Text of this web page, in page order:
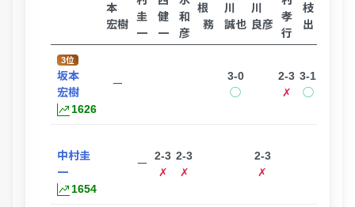
本
宏樹
圭
一
健
一
和
彦
根
務
川
誠也
川
良彦
孝
行
枝
出
3位
坂本
宏樹
1626
ー
3-0
◯
2-3
✗
3-1
◯
中村圭
一
1654
ー
2-3
✗
2-3
✗
2-3
✗